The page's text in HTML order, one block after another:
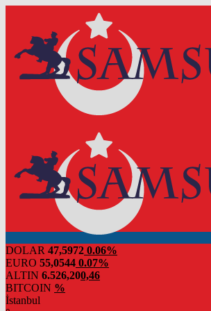
DOLAR 47,5972 0.06%
EURO 55,0544 0.07%
ALTIN 6.526,200,46
BITCOIN %
İstanbul